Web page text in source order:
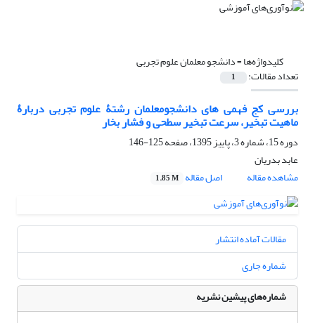
کلیدواژه‌ها =دانشجو معلمان علوم تجربی
تعداد مقالات: 1
بررسی کج فهمی های دانشجومعلمان رشتۀ علوم تجربی دربارۀ
ماهیت تبخیر، سرعت تبخیر سطحی و فشار بخار
دوره 15، شماره 3، پاییز 1395، صفحه
125-146
عابد بدریان
مشاهده مقاله
اصل مقاله 1.85 M
مقالات آماده انتشار
شماره جاری
شماره‌های پیشین نشریه